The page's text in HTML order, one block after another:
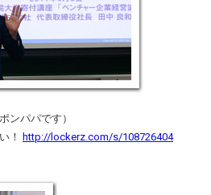
ンパパです）
！
http://lockerz.com/s/108726404